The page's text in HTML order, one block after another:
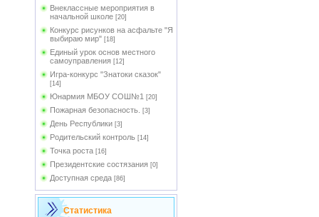
Внеклассные мероприятия в
начальной школе [20]
Конкурс рисунков на асфальте "Я
выбираю мир" [18]
Единый урок основ местного
самоуправления [12]
Игра-конкурс "Знатоки сказок"
[14]
Юнармия МБОУ СОШ№1 [20]
Пожарная безопасность. [3]
День Республики [3]
Родительский контроль [14]
Точка роста [16]
Президентские состязания [0]
Доступная среда [86]
Статистика